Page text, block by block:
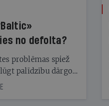
no defolta?
problēmas spiež
palīdzību dārgo
turētājiem, taču